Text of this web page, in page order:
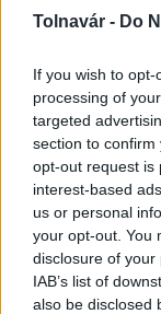
Tolnavár - Do
If you wish to
processing of
targeted
section to
opt-out request is
interest-based
us or personal
your opt-out. You
disclosure of
IAB’s list of
also be disclosed
MAGYAR ÉPÍTŐK
Mi épül?